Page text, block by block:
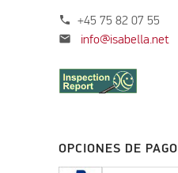
phone +45 75 82 07 55
mail info@isabella.net
OPCIONES DE PAGO